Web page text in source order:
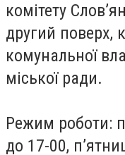
комітету
другий поверх,
комунальної
міської ради.
Режим роботи:
до 17-00,